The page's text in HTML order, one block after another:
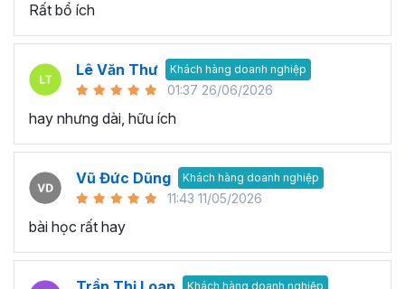
Rất bổ ích
Lê Văn Thư Khách hàng doanh nghiệp
01:37 26/06/2026
hay nhưng dài, hữu ích
Vũ Đức Dũng Khách hàng doanh nghiệp
11:43 11/05/2026
bài học rất hay
Khách hàng doanh nghiệp